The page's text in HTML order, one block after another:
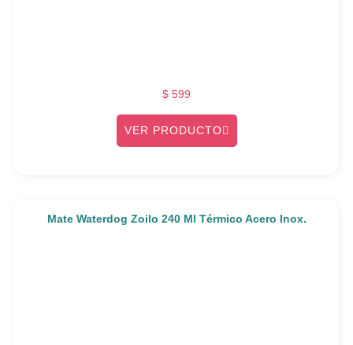
$ 599
VER PRODUCTO
Mate Waterdog Zoilo 240 Ml Térmico Acero Inox.